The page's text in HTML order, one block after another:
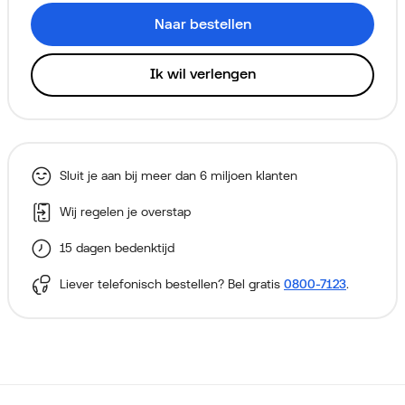
Naar bestellen
Ik wil verlengen
Sluit je aan bij meer dan 6 miljoen klanten
Wij regelen je overstap
15 dagen bedenktijd
Liever telefonisch bestellen? Bel gratis 0800-7123.